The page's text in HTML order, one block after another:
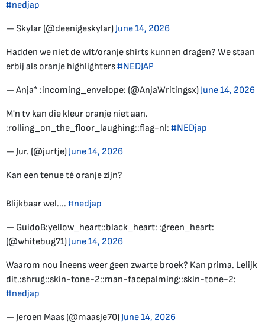
#nedjap
— Skylar (@deenigeskylar)June 14, 2026
Hadden we niet de wit/oranje shirts kunnen dragen? We staan
erbij als oranje highlighters#NEDJAP
— Anja* :incoming_envelope: (@AnjaWritingsx)June 14, 2026
M'n tv kan die kleur oranje niet aan.
:rolling_on_the_floor_laughing::flag-nl: #NEDjap
— Jur. (@jurtje)June 14, 2026
Kan een tenue té oranje zijn?
Blijkbaar wel.... #nedjap
— GuidoB:yellow_heart::black_heart: :green_heart:
(@whitebug71)June 14, 2026
Waarom nou ineens weer geen zwarte broek? Kan prima. Lelijk
dit.:shrug::skin-tone-2::man-facepalming::skin-tone-2:
#nedjap
— Jeroen Maas (@maasje70)June 14, 2026